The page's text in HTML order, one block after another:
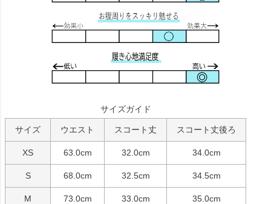
サイズガイド
サイズ ウエスト スコート丈 スコート丈後ろ
XS 63.0cm 32.0cm 34.0cm
S 68.0cm 32.5cm 34.5cm
M 73.0cm 33.0cm 35.0cm